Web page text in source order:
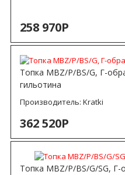
258 970Р
Топка MBZ/P/BS/G, Г-
гильотина
Производитель: Kratki
362 520Р
Топка MBZ/P/BS/G/SG, Г-